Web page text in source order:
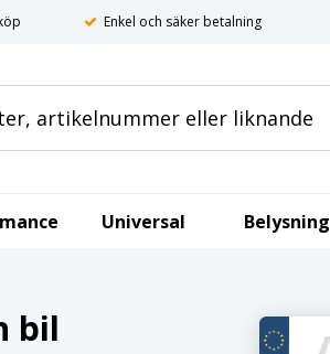
Enkel och säker betalning
Universal Belysning
bil